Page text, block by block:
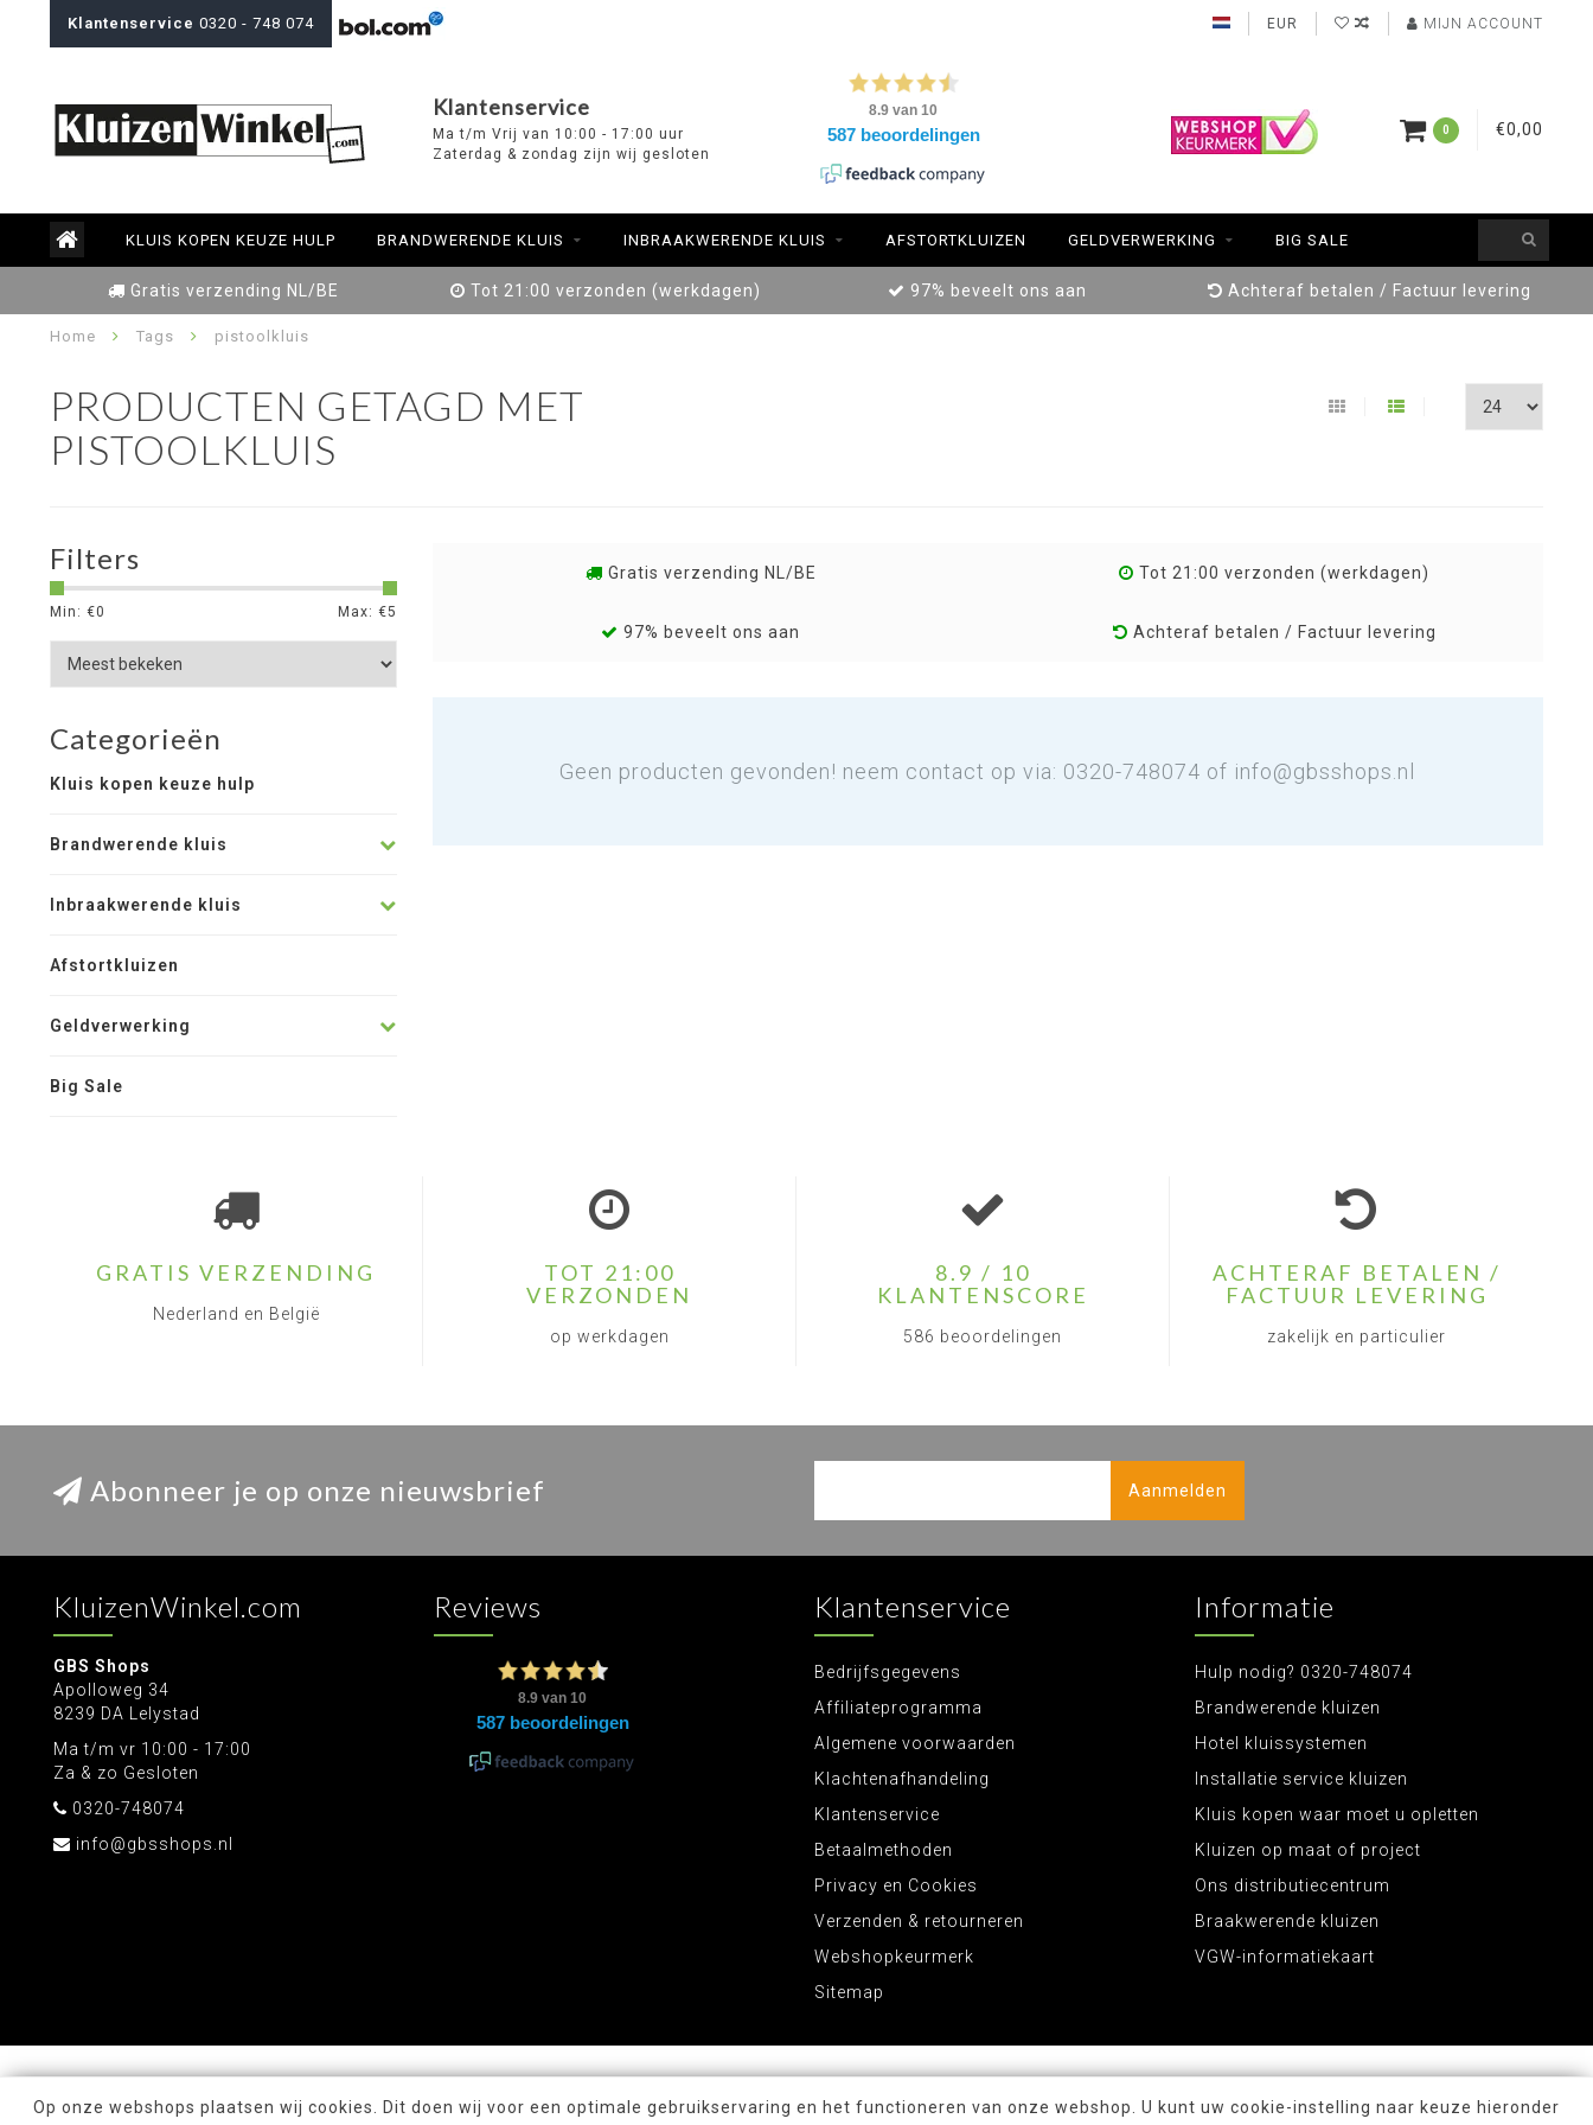
Klantenservice 0320 - 748 074 EUR MIJN ACCOUNT
Klantenservice
Ma t/m Vrij van 10:00 - 17:00 uur
Zaterdag & zondag zijn wij gesloten
0 €0,00
KLUIS KOPEN KEUZE HULP BRANDWERENDE KLUIS INBRAAKWERENDE KLUIS AFSTORTKLUIZEN GELDVERWERKING BIG SALE
Gratis verzending NL/BE Tot 21:00 verzonden (werkdagen) 97% beveelt ons aan Achteraf betalen / Factuur levering
Home Tags pistoolkluis
PRODUCTEN GETAGD MET
PISTOOLKLUIS
Filters
Min: €0 Max: €5
Categorieën
Kluis kopen keuze hulp
Brandwerende kluis
Inbraakwerende kluis
Afstortkluizen
Geldverwerking
Big Sale
Gratis verzending NL/BE Tot 21:00 verzonden (werkdagen)
97% beveelt ons aan Achteraf betalen / Factuur levering
Geen producten gevonden! neem contact op via: 0320-748074 of info@gbsshops.nl
GRATIS VERZENDING
Nederland en België
TOT 21:00
VERZONDEN
op werkdagen
8.9 / 10
KLANTENSCORE
586 beoordelingen
ACHTERAF BETALEN /
FACTUUR LEVERING
zakelijk en particulier
Abonneer je op onze nieuwsbrief Aanmelden
KluizenWinkel.com
GBS Shops
Apolloweg 34
8239 DA Lelystad
Ma t/m vr 10:00 - 17:00
Za & zo Gesloten
0320-748074
info@gbsshops.nl
Reviews Klantenservice
Bedrijfsgegevens
Affiliateprogramma
Algemene voorwaarden
Klachtenafhandeling
Klantenservice
Betaalmethoden
Privacy en Cookies
Verzenden & retourneren
Webshopkeurmerk
Sitemap
Informatie
Hulp nodig? 0320-748074
Brandwerende kluizen
Hotel kluissystemen
Installatie service kluizen
Kluis kopen waar moet u opletten
Kluizen op maat of project
Ons distributiecentrum
Braakwerende kluizen
VGW-informatiekaart
Op onze webshops plaatsen wij cookies. Dit doen wij voor een optimale gebruikservaring en het functioneren van onze webshop. U kunt uw cookie-instelling naar keuze hieronder